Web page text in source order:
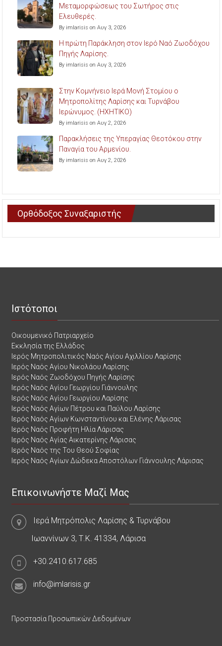
Μεταμορφώσεως του Σωτήρος στις
Ελευθερές.
By imlarisis on Αυγ 3, 2026
Η πρώτη Παράκληση στον Ιερό Ναό Ζωοδόχου
Πηγής Λαρίσης.
By imlarisis on Αυγ 3, 2026
Στην Κομνήνειο Ιερά Μονή Στομίου ο
Μητροπολίτης Λαρίσης και Τυρνάβου
Ιερώνυμος. (ΗΧΗΤΙΚΟ)
By imlarisis on Αυγ 2, 2026
Παρακλήσεις της Υπεραγίας Θεοτόκου στην
Παναγία του Αρμενίου.
By imlarisis on Αυγ 2, 2026
Ορθόδοξος Συναξαριστής
Ιστότοποι
Οικουμενικό Πατριαρχείο
Εκκλησία της Ελλάδος
Ιερός Μητροπολιτικός Ναός Αγίου Αχιλλίου Λαρίσης
Ιερός Ναός Αγίου Νικολάου Λαρίσης
Ιερός Ναός Ζωοδόχου Πηγής Λαρίσης
Ιερός Ναός Αγίου Γεωργίου Γιάννουλης
Ιερός Ναός Αγίου Γεωργίου Λαρίσης
Ιερός Ναός Αγίων Πέτρου και Παύλου Λαρίσης
Ιερός Ναός Αγίων Κωνσταντίνου και Ελένης Λάρισας
Ιερός Ναός Προφήτη Ηλία Λάρισας
Ιερός Ναός Αγίας Αικατερίνης Λάρισας
Ιερός Ναός της Του Θεού Σοφίας
Ιερός Ναός Αγίων Δώδεκα Αποστόλων Γιάννουλης Λάρισας
Επικοινωνήστε Μαζί Μας
Ιερά Μητρόπολις Λαρίσης & Τυρνάβου
Ιωαννίνων 3, Τ.Κ. 41334, Λάρισα
+30.2410.617.685
info@imlarisis.gr
Προστασία Προσωπικών Δεδομένων